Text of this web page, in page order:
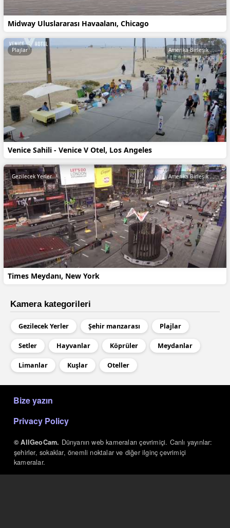
Midway Uluslararası Havaalanı, Chicago
Venice Sahili - Venice V Otel, Los Angeles
Plajlar Amerika Birleşik Devletleri
Times Meydanı, New York
Gezilecek Yerler Amerika Birleşik Devletleri
Kamera kategorileri
Gezilecek Yerler Şehir manzarası Plajlar
Setler Hayvanlar Köprüler Meydanlar
Limanlar Kuşlar Oteller
Bize yazın
Privacy Policy
© AllGeoCam. Dünyanın web kameraları çevrimiçi. Canlı yayınlar:
şehirler, sokaklar, önemli noktalar ve diğer ilginç çevrimiçi
kameralar.